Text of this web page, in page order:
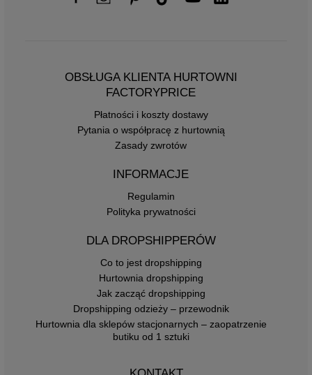
OBSŁUGA KLIENTA HURTOWNI
FACTORYPRICE
Płatności i koszty dostawy
Pytania o współpracę z hurtownią
Zasady zwrotów
INFORMACJE
Regulamin
Polityka prywatności
DLA DROPSHIPPERÓW
Co to jest dropshipping
Hurtownia dropshipping
Jak zacząć dropshipping
Dropshipping odzieży – przewodnik
Hurtownia dla sklepów stacjonarnych – zaopatrzenie
butiku od 1 sztuki